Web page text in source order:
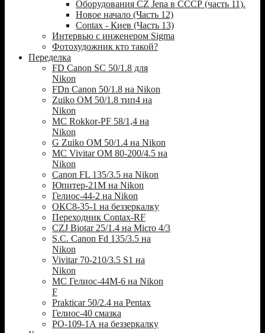
Оборудования CZ Jena в СССР (часть 11).
Новое начало (Часть 12)
Contax - Киев (Часть 13)
Интервью с инженером Sigma
Фотохудожник кто такой?
Переделка
FD Canon SC 50/1.8 для
Nikon
FDn Canon 50/1.8 на Nikon
Zuiko OM 50/1.8 тип4 на
Nikon
MC Rokkor-PF 58/1,4 на
Nikon
G Zuiko OM 50/1.4 на Nikon
MC Vivitar OM 80-200/4.5 на
Nikon
Canon FL 135/3.5 на Nikon
Юпитер-21М на Nikon
Гелиос-44-2 на Nikon
ОКС8-35-1 на беззеркалку
Переходник Contax-RF
CZJ Biotar 25/1.4 на Micro 4/3
S.C. Canon Fd 135/3.5 на
Nikon
Vivitar 70-210/3.5 S1 на
Nikon
МС Гелиос-44М-6 на Nikon
F
Prakticar 50/2.4 на Pentax
Гелиос-40 смазка
РО-109-1А на беззеркалку